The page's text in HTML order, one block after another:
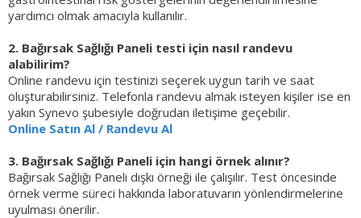
yardımcı olmak amacıyla kullanılır.
2. Bağırsak Sağlığı Paneli testi için nasıl randevu
alabilirim?
Online randevu için testinizi seçerek uygun tarih ve saat
oluşturabilirsiniz. Telefonla randevu almak isteyen kişiler ise en
yakın Synevo şubesiyle doğrudan iletişime geçebilir.
Online Satın Al / Randevu Al
3. Bağırsak Sağlığı Paneli için hangi örnek alınır?
Bağırsak Sağlığı Paneli dışkı örneği ile çalışılır. Test öncesinde
örnek verme süreci hakkında laboratuvarın yönlendirmelerine
uyulması önerilir.